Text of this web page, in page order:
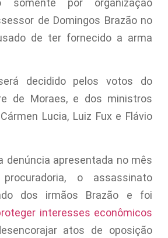
somente por organização
de Domingos Brazão no
de ter fornecido a arma
decidido pelos votos do
de Moraes, e dos ministros
Lucia, Luiz Fux e Flávio
denúncia apresentada no mês
o assassinato
dos irmãos Brazão e foi
interesses econômicos
atos de oposição